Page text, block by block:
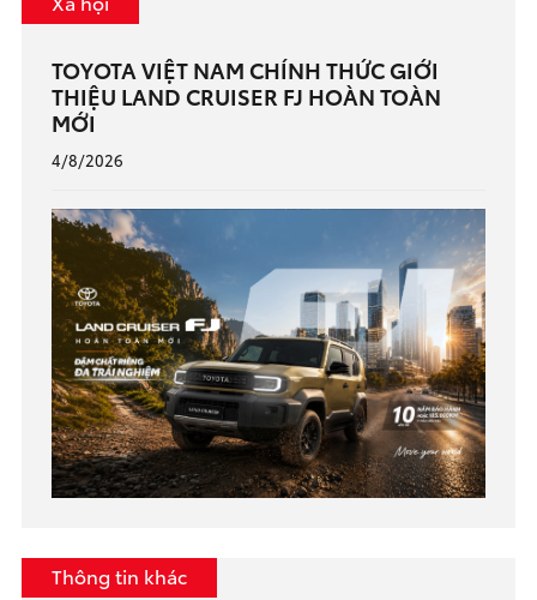
TOYOTA VIỆT NAM CHÍNH THỨC GIỚI
THIỆU LAND CRUISER FJ HOÀN TOÀN
MỚI
4/8/2026
Thông tin khác